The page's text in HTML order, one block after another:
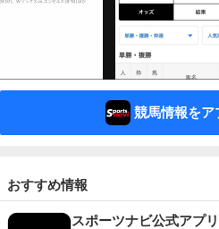
競馬情報をア
おすすめ情報
スポーツナビ公式アプリ